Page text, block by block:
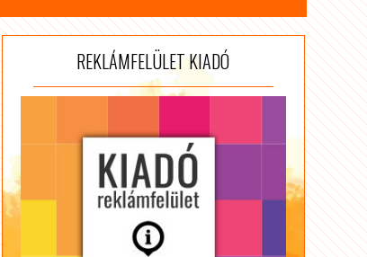
REKLÁMFELÜLET KIADÓ